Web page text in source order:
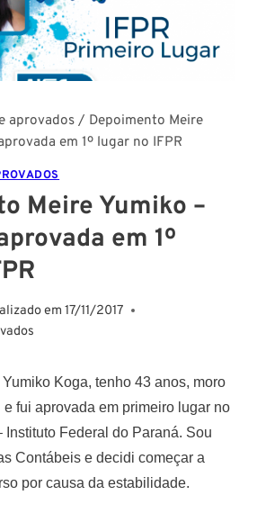
aprovados / Depoimento Meire
em 1º lugar no IFPR
Meire Yumiko –
em 1º
em 17/11/2017
Koga, tenho 43 anos, moro
fui aprovada em primeiro lugar no
Instituto Federal do Paraná. Sou
Contábeis e decidi começar a
por causa da estabilidade.